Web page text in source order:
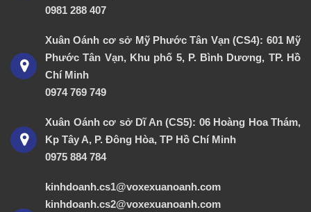
0981 288 407
Xuân Oánh cơ sở Mỹ Phước Tân Vạn (CS4): 601 Mỹ
Phước Tân Vạn, Khu phố 5, P. Bình Dương, TP. Hồ
Chí Minh
0974 769 749
Xuân Oánh cơ sở Dĩ An (CS5): 06 Hoàng Hoa Thám,
Kp Tây A, P. Đông Hòa, TP Hồ Chí Minh
0975 884 784
kinhdoanh.cs1@voxexuanoanh.com
kinhdoanh.cs2@voxexuanoanh.com